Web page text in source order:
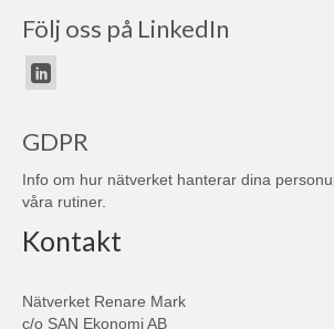
Följ oss på LinkedIn
GDPR
Info om hur nätverket hanterar dina
våra rutiner.
Kontakt
Nätverket Renare Mark
c/o SAN Ekonomi AB